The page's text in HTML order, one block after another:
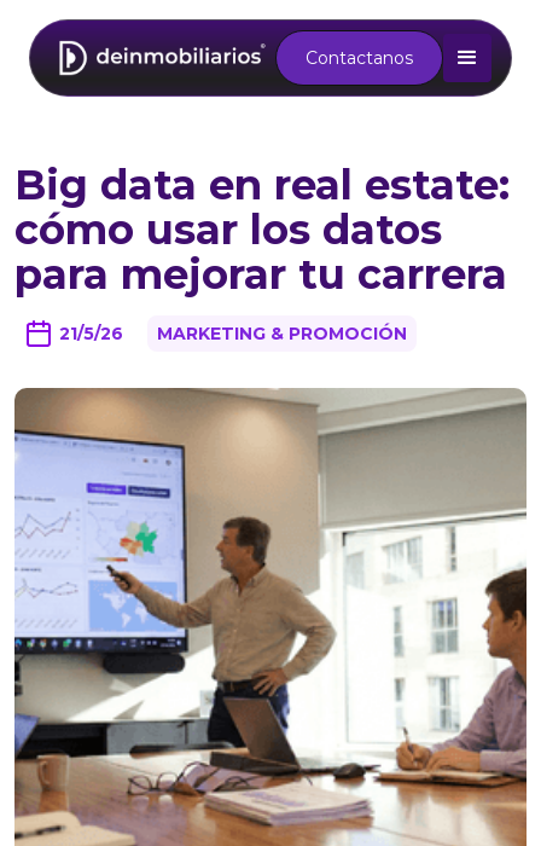
Big data en real estate:
cómo usar los datos
para mejorar tu carrera
21/5/26 MARKETING & PROMOCIÓN
Contactanos